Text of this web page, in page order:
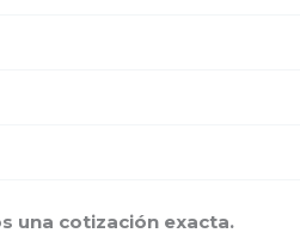
una cotización exacta.